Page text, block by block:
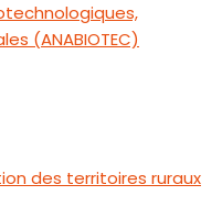
(ANABIOTEC)
des territoires ruraux